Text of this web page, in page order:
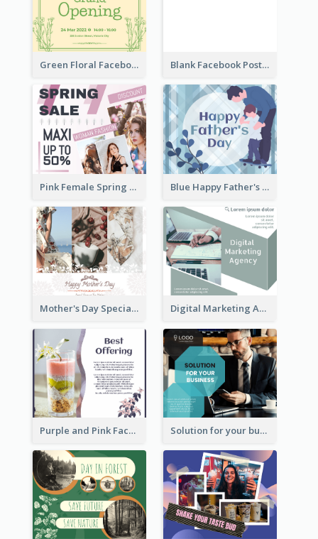
Green Floral Facebook Post About Grand Opening Blank Facebook Post
Pink Female Spring Fashion Facebook Post Design Blue Happy Father's Day Facebook Post
Mother's Day Special Sale Orange Facebook Post Digital Marketing Agency Green Facebook Post
Purple and Pink Facebook Post Solution for your business Facebook Post